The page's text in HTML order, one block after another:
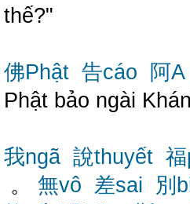
thế?"
佛Phật 告cáo 阿A
Phật bảo ngài
我ngã 說thuyết
。 無vô 差sai 別